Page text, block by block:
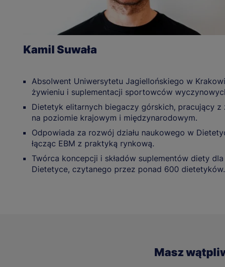
Kamil Suwała
Absolwent Uniwersytetu Jagiellońskiego w
żywieniu i suplementacji sportowców
Dietetyk elitarnych biegaczy górskich, pracujący
na poziomie krajowym i międzynarodowym.
Odpowiada za rozwój działu naukowego w
łącząc EBM z praktyką rynkową.
Twórca koncepcji i składów suplementów diety
Dietetyce, czytanego przez ponad 600 dietetyków.
Masz